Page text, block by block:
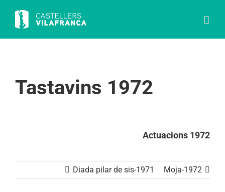
content
Tastavins 1972
Actuacions 1972
Diada pilar de sis-1971 Moja-1972